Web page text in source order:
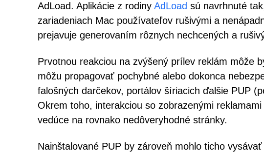
AdLoad. Aplikácie z rodiny AdLoad sú navrhnuté
zariadeniach Mac používateľov rušivými a
prejavuje generovaním rôznych nechcených a
Prvotnou reakciou na zvýšený prílev reklám môže
môžu propagovať pochybné alebo dokonca
falošných darčekov, portálov šíriacich ďalšie PUP
Okrem toho, interakciou so zobrazenými
vedúce na rovnako nedôveryhodné stránky.
Nainštalované PUP by zároveň mohlo ticho